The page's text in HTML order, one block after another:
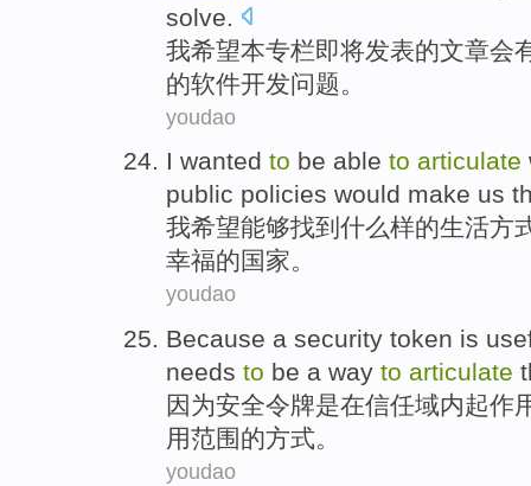
solve
我希望本专栏即将发表的文章会
的软件开发问题 。
youdao
I wanted to be able to articulate
public policies would make us
我希望能够找到 什么样的生活方
幸福的国家。
youdao
Because a security token is
needs to be a way to articulate
因为安全令牌是在信任域内起作
用范围的方式。
youdao